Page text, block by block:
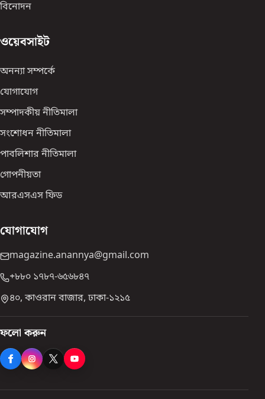
বিনোদন
ওয়েবসাইট
অনন্যা সম্পর্কে
যোগাযোগ
সম্পাদকীয় নীতিমালা
সংশোধন নীতিমালা
পাবলিশার নীতিমালা
গোপনীয়তা
আরএসএস ফিড
যোগাযোগ
magazine.anannya@gmail.com
+৮৮০ ১৭৮৭-৬৫৬৮৪৭
৪০, কাওরান বাজার, ঢাকা-১২১৫
ফলো করুন